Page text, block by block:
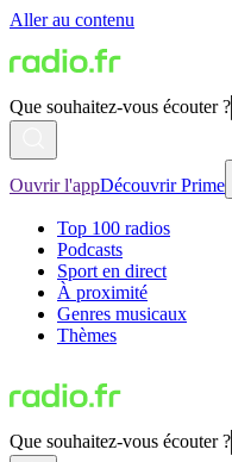
Aller au contenu
Que souhaitez-vous écouter ?
Ouvrir l'appDécouvrir Prime
Top 100 radios
Podcasts
Sport en direct
À proximité
Genres musicaux
Thèmes
Que souhaitez-vous écouter ?